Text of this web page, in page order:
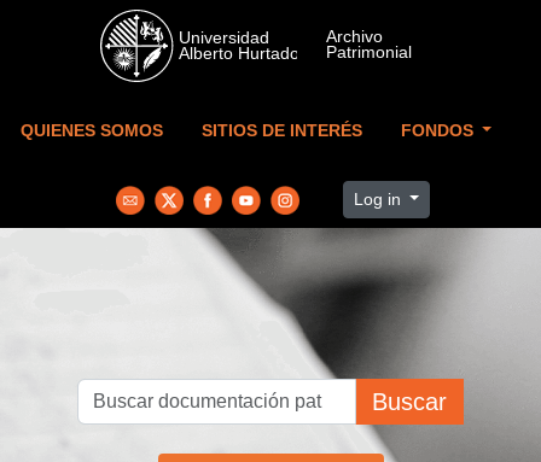
Skip to main content
QUIENES SOMOS SITIOS DE INTERÉS FONDOS
Log in
Buscar